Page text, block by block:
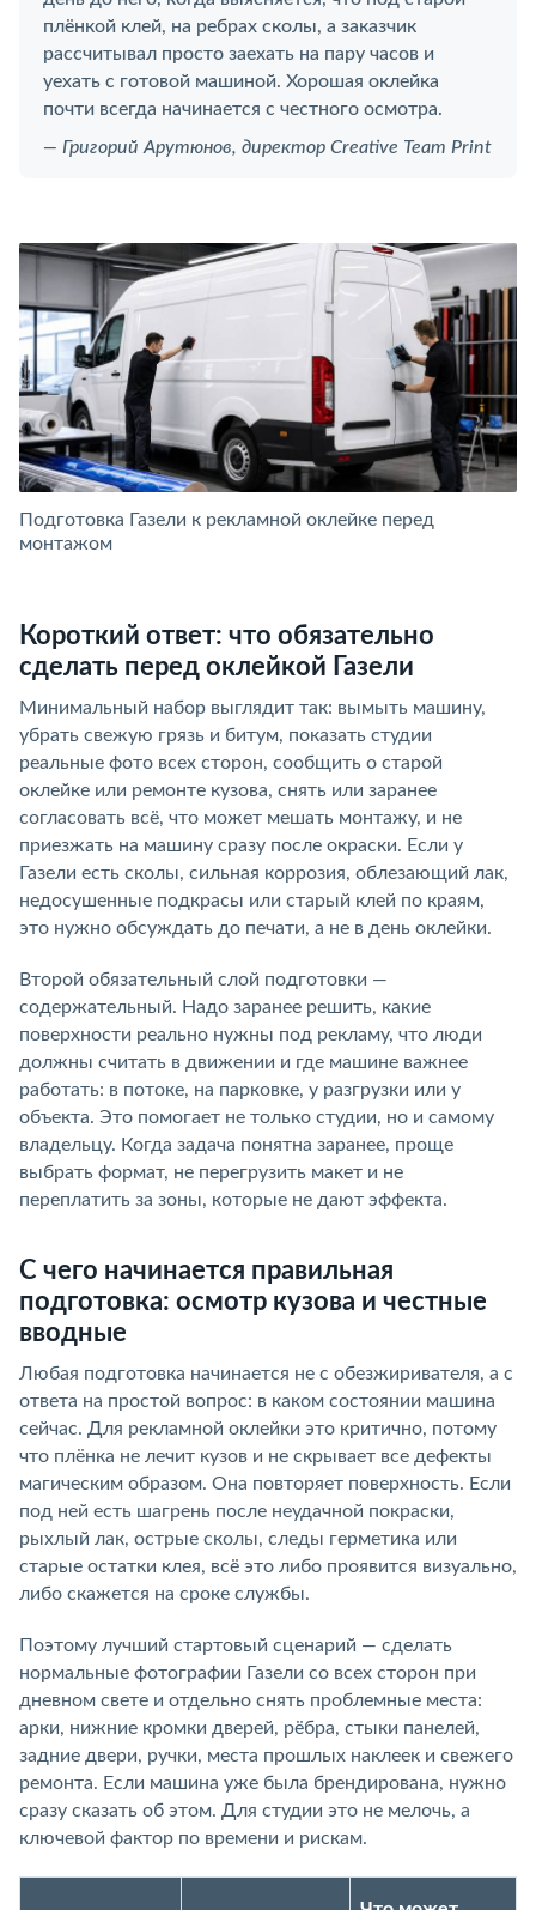
плёнкой клей, на ребрах сколы, а заказчик
рассчитывал просто заехать на пару часов и
уехать с готовой машиной. Хорошая оклейка
почти всегда начинается с честного осмотра.
— Григорий Арутюнов, директор Creative Team Print
Подготовка Газели к рекламной оклейке перед
монтажом
Короткий ответ: что обязательно
сделать перед оклейкой Газели
Минимальный набор выглядит так: вымыть машину,
убрать свежую грязь и битум, показать студии
реальные фото всех сторон, сообщить о старой
оклейке или ремонте кузова, снять или заранее
согласовать всё, что может мешать монтажу, и не
приезжать на машину сразу после окраски. Если у
Газели есть сколы, сильная коррозия, облезающий лак,
недосушенные подкрасы или старый клей по краям,
это нужно обсуждать до печати, а не в день оклейки.
Второй обязательный слой подготовки —
содержательный. Надо заранее решить, какие
поверхности реально нужны под рекламу, что люди
должны считать в движении и где машине важнее
работать: в потоке, на парковке, у разгрузки или у
объекта. Это помогает не только студии, но и самому
владельцу. Когда задача понятна заранее, проще
выбрать формат, не перегрузить макет и не
переплатить за зоны, которые не дают эффекта.
С чего начинается правильная
подготовка: осмотр кузова и честные
вводные
Любая подготовка начинается не с обезжиривателя, а с
ответа на простой вопрос: в каком состоянии машина
сейчас. Для рекламной оклейки это критично, потому
что плёнка не лечит кузов и не скрывает все дефекты
магическим образом. Она повторяет поверхность. Если
под ней есть шагрень после неудачной покраски,
рыхлый лак, острые сколы, следы герметика или
старые остатки клея, всё это либо проявится визуально,
либо скажется на сроке службы.
Поэтому лучший стартовый сценарий — сделать
нормальные фотографии Газели со всех сторон при
дневном свете и отдельно снять проблемные места:
арки, нижние кромки дверей, рёбра, стыки панелей,
задние двери, ручки, места прошлых наклеек и свежего
ремонта. Если машина уже была брендирована, нужно
сразу сказать об этом. Для студии это не мелочь, а
ключевой фактор по времени и рискам.